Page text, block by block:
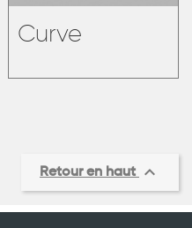
Curve
Retour en haut 